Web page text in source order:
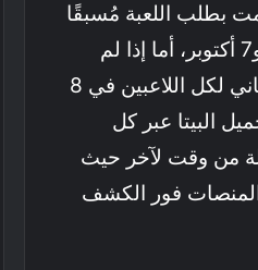
6 و 9 أكتوبر، إذا قمت بطلب اللعبة مُسبقًا
على أي منصة فستتمكن من تجربة اللعبة في 6 و7 أكتوبر، أما إذا لم
تطلب اللعبة مُسبقًا فإن البيتا ستتوفر بشكل مجاني لكل اللاعبين في 8
البيتا عبر كل
من وقت لآخر حيث
فور الكشف